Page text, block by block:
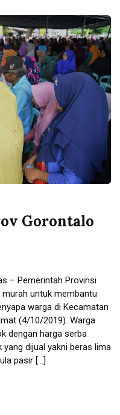
Gorontalo
– Pemerintah Provinsi
untuk membantu
warga di Kecamatan
(4/10/2019). Warga
dengan harga serba
yang dijual yakni beras lima
pasir […]